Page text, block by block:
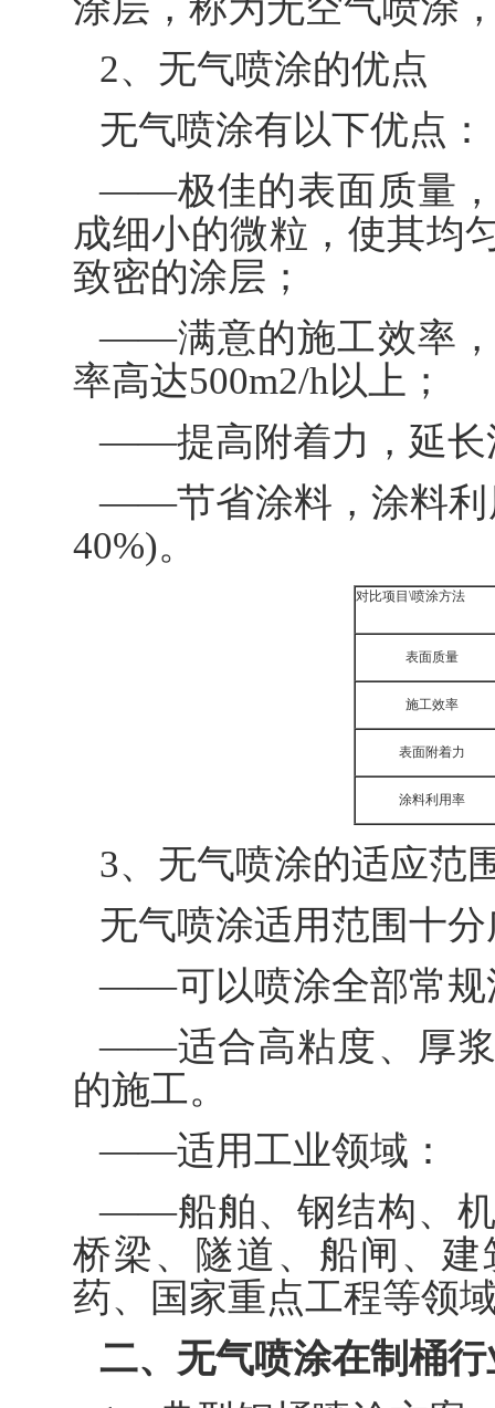
2、无气喷涂的优点
无气喷涂有以下优点：
——极佳的表面质量，
成细小的微粒，使其均
致密的涂层；
——满意的施工效率，
率高达500m2/h以上；
——提高附着力，延长
——节省涂料，涂料利
40%)。
对比项目\喷涂方法
表面质量
施工效率
表面附着力
涂料利用率
3、无气喷涂的适应范
无气喷涂适用范围十
——可以喷涂全部常规
——适合高粘度、厚浆
的施工。
——适用工业领域：
——船舶、钢结构、机
桥梁、隧道、船闸、
药、国家重点工程等领
二、无气喷涂在制桶